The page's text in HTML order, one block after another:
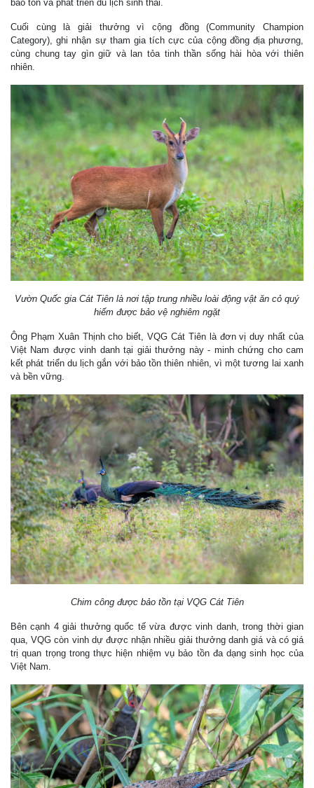
bảo tồn và phát triển du lịch sinh thái.
Cuối cùng là giải thưởng vì cộng đồng (Community Champion
Category), ghi nhận sự tham gia tích cực của cộng đồng địa phương,
cùng chung tay gìn giữ và lan tỏa tinh thần sống hài hòa với thiên
nhiên.
Vườn Quốc gia Cát Tiên là nơi tập trung nhiều loài động vật ăn cỏ quý
hiếm được bảo vệ nghiêm ngặt
Ông Phạm Xuân Thịnh cho biết, VQG Cát Tiên là đơn vị duy nhất của
Việt Nam được vinh danh tại giải thưởng này - minh chứng cho cam
kết phát triển du lịch gắn với bảo tồn thiên nhiên, vì một tương lai xanh
và bền vững.
Chim công được bảo tồn tại VQG Cát Tiên
Bên cạnh 4 giải thưởng quốc tế vừa được vinh danh, trong thời gian
qua, VQG còn vinh dự được nhận nhiều giải thưởng danh giá và có giá
trị quan trọng trong thực hiện nhiệm vụ bảo tồn đa dạng sinh học của
Việt Nam.